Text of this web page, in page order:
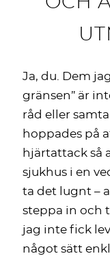
Ja, du. Dem
gränsen” är
råd eller
hoppades på
hjärtattack så
sjukhus i en
ta det lugnt –
steppa in och
jag inte fick
något sätt